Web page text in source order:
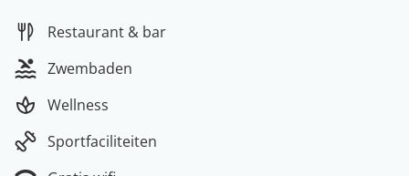
dat jullie hierdoor helemaal zin hebben gekregen om
het hagelwitte strand te bezoeken. Gelukkig kunnen
Meer over Zanzibar
Een tropisch paradijs in de Indische Oceaan, voor de
Restaurant & bar
Zwembaden
Wellness
Sportfaciliteiten